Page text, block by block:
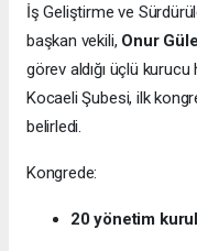
İş Geliştirme ve
başkan vekili, Onur
görev aldığı üçlü
Kocaeli Şubesi, ilk
belirledi.
Kongrede:
20 yönetim